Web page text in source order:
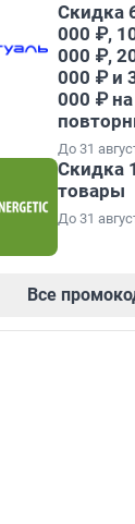
Скидка
000 ₽,
000 ₽,
000 ₽ и
000 ₽
До 31
Скидка
товары
До 31
Все